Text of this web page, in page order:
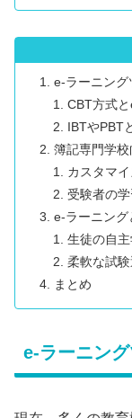
e-ラーニング
CBT方式
IBTやPBT
簿記専門学
カスタマ
受験者の
e-ラーニング
生徒の自
柔軟な試
まとめ
e-ラーニン